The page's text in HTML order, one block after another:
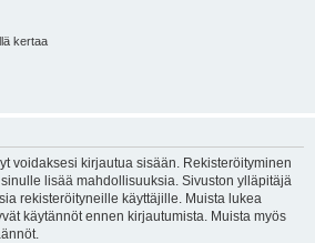
kertaa
voidaksesi kirjautua sisään. Rekisteröityminen
lisää mahdollisuuksia. Sivuston ylläpitäjä
rekisteröityneille käyttäjille. Muista lukea
käytännöt ennen kirjautumista. Muista myös